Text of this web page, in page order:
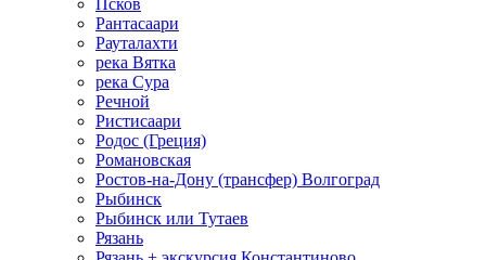
Псков
Рантасаари
Рауталахти
река Вятка
река Сура
Речной
Ристисаари
Родос (Греция)
Романовская
Ростов-на-Дону (трансфер) Волгоград
Рыбинск
Рыбинск или Тутаев
Рязань